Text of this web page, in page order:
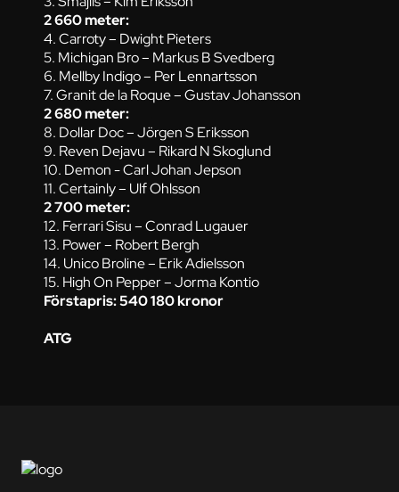
2 660 meter:
4. Carroty – Dwight Pieters
5. Michigan Bro – Markus B Svedberg
6. Mellby Indigo – Per Lennartsson
7. Granit de la Roque – Gustav Johansson
2 680 meter:
8. Dollar Doc – Jörgen S Eriksson
9. Reven Dejavu – Rikard N Skoglund
10. Demon - Carl Johan Jepson
11. Certainly – Ulf Ohlsson
2 700 meter:
12. Ferrari Sisu – Conrad Lugauer
13. Power – Robert Bergh
14. Unico Broline – Erik Adielsson
15. High On Pepper – Jorma Kontio
Förstapris: 540 180 kronor
ATG